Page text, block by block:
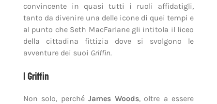
convincente in quasi tutti i ruoli affidatigli,
tanto da divenire una delle icone di quei tempi e
al punto che Seth MacFarlane gli intitola il liceo
della cittadina fittizia dove si svolgono le
avventure dei suoi Griffin.
I Griffin
Non solo, perchéJames Woods, oltre a essere